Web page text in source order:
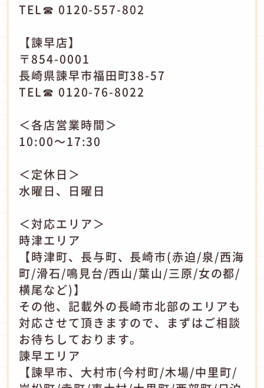
TEL☎ 0120-557-802
【諫早店】
〒854-0001
長崎県諫早市福田町38-57
TEL☎ 0120-76-8022
＜各店営業時間＞
10:00～17:30
＜定休日＞
水曜日、日曜日
＜対応エリア＞
時津エリア
【時津町、長与町、長崎市(赤迫/泉/西海
町/滑石/鳴見台/西山/葉山/三原/女の都/
横尾など)】
その他、記載外の長崎市北部のエリアも
対応させて頂きますので、まずはご相談
お待ちしております。
諫早エリア
【諫早市、大村市(今村町/木場/中里町/